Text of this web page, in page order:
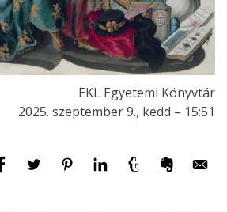
EKL Egyetemi Könyvtár
2025. szeptember 9., kedd – 15:51